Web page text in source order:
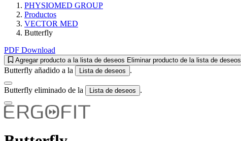
PHYSIOMED GROUP
Productos
VECTOR MED
Butterfly
PDF Download
Agregar producto a la lista de deseos Eliminar producto de la lista de deseos
Butterfly añadido a la Lista de deseos .
Butterfly eliminado de la Lista de deseos .